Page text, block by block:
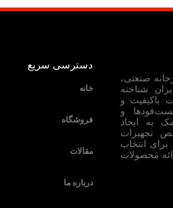
صنعتی،
شناخته
باکیفیت و
و
به ایجاد
تجهیزات
برای انتخاب
محصولات
دسترسی سریع
خانه
فروشگاه
مقالات
درباره ما